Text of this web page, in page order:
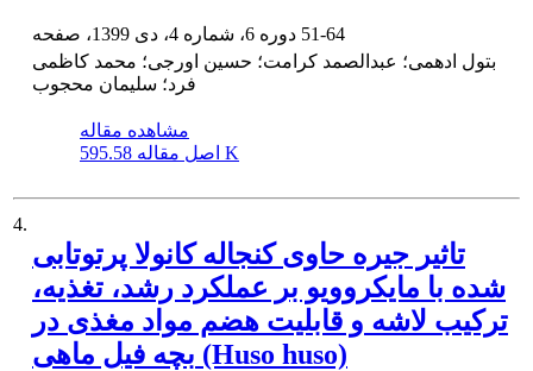
51-64
بتول ادهمی؛ عبدالصمد کرامت؛ حسین اورجی؛ محمد کاظمی
فرد؛ سلیمان محجوب
مشاهده مقاله
اصل مقاله 595.58 K
4.
تاثیر جیره حاوی کنجاله کانولا پرتوتابی
شده با مایکروویو بر عملکرد رشد، تغذیه،
ترکیب لاشه و قابلیت هضم مواد مغذی در
بچه فیل ماهی (Huso huso)